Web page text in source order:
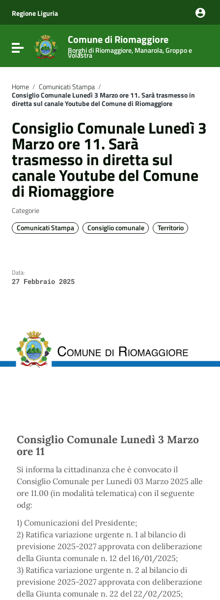
Vai al menu di navigazione
Vai al footer
Regione Liguria
Attiva / disattiva la navigazione
Comune di Riomaggiore
Borghi di Riomaggiore, Manarola, Groppo e
Volastra
Home / Comunicati Stampa /
Consiglio Comunale Lunedì 3 Marzo ore 11. Sarà trasmesso in
diretta sul canale Youtube del Comune di Riomaggiore
Consiglio Comunale Lunedì 3
Marzo ore 11. Sarà
trasmesso in diretta sul
canale Youtube del Comune
di Riomaggiore
Categorie
Comunicati Stampa
Consiglio comunale Territorio
Data:
27 Febbraio 2025
Consiglio Comunale Lunedì 3 Marzo
ore 11
Si informa la cittadinanza che è convocato il
Consiglio Comunale per Lunedì 03 Marzo 2025 alle
ore 11.00 (in modalità telematica) con il seguente
odg:
1) Comunicazioni del Presidente;
2) Ratifica variazione urgente n. 1 al bilancio di
previsione 2025-2027 approvata con deliberazione
della Giunta comunale n. 12 del 16/01/2025;
3) Ratifica variazione urgente n. 2 al bilancio di
previsione 2025-2027 approvata con deliberazione
della Giunta comunale n. 22 del 22/02/2025;